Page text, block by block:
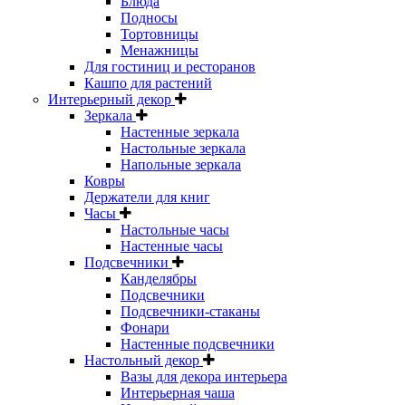
Подносы
Тортовницы
Менажницы
Для гостиниц и ресторанов
Кашпо для растений
Интерьерный декор
Зеркала
Настенные зеркала
Настольные зеркала
Напольные зеркала
Ковры
Держатели для книг
Часы
Настольные часы
Настенные часы
Подсвечники
Канделябры
Подсвечники
Подсвечники-стаканы
Фонари
Настенные подсвечники
Настольный декор
Вазы для декора интерьера
Интерьерная чаша